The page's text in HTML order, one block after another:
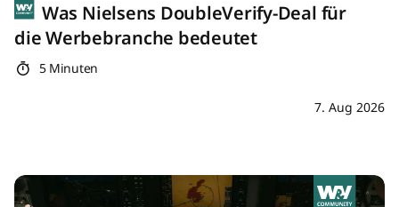
Was Nielsens DoubleVerify-Deal für
die Werbebranche bedeutet
5 Minuten
7. Aug 2026